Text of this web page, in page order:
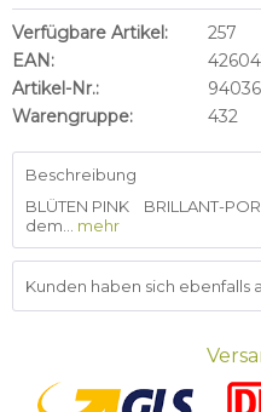
Verfügbare Artikel:
257
EAN:
Artikel-Nr.:
94036
Warengruppe:
432
Beschreibung
BLÜTEN PINK BRILLANT-
dem...
mehr
Kunden haben sich ebenfalls